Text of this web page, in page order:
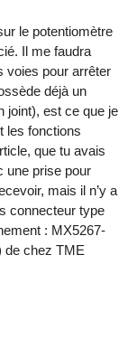
le potentiomètre
Il me faudra
voies pour arrêter
déjà un
joint), est ce que je
les fonctions
que tu avais
une prise pour
mais il n’y a
connecteur type
: MX5267-
de chez TME